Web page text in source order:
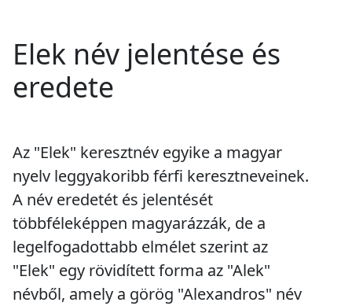
Elek név jelentése és
eredete
Az "Elek" keresztnév egyike a magyar
nyelv leggyakoribb férfi keresztneveinek.
A név eredetét és jelentését
többféleképpen magyarázzák, de a
legelfogadottabb elmélet szerint az
"Elek" egy rövidített forma az "Alek"
névből, amely a görög "Alexandros" név